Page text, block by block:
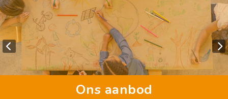
Ons aanbod